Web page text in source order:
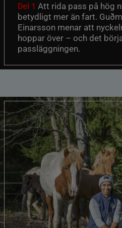
Del 1 Att rida pass på hög
betydligt mer än fart.
Einarsson menar att
hoppar över – och det
passläggningen.